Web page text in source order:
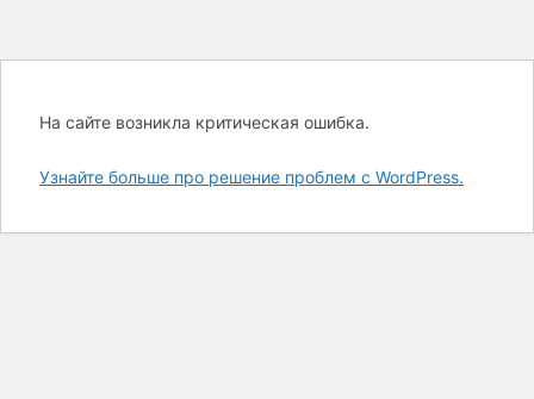
На сайте возникла критическая ошибка.
Узнайте больше про решение проблем с WordPress.